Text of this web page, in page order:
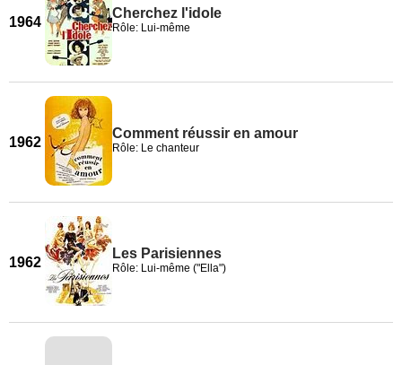
1964
Cherchez l'idole
Rôle: Lui-même
1962
Comment réussir en amour
Rôle: Le chanteur
1962
Les Parisiennes
Rôle: Lui-même ("Ella")